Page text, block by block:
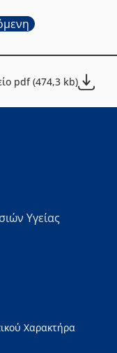
pdf (474,3 kb)
Υγείας
Χαρακτήρα